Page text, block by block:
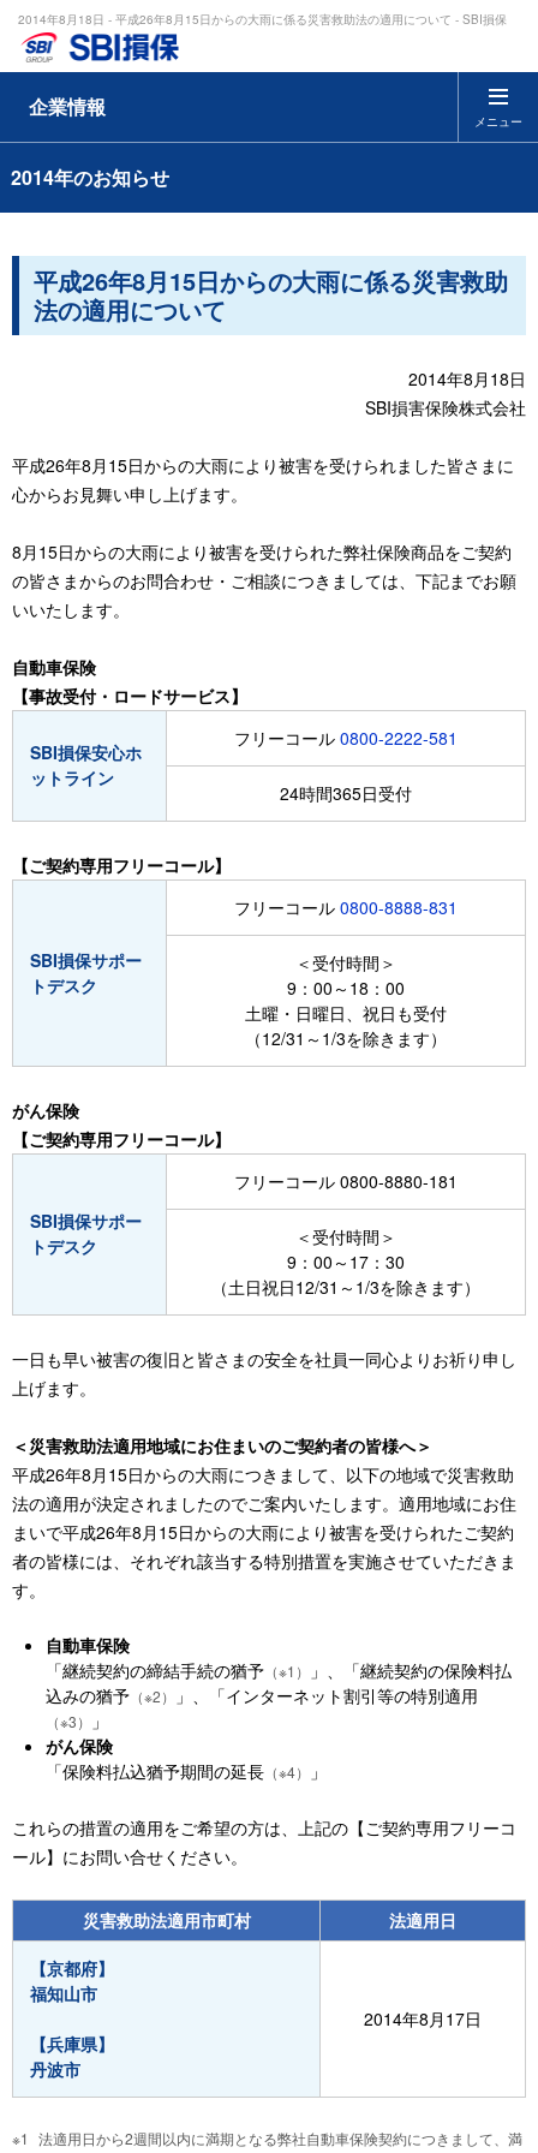
2014年8月18日 - 平成26年8月15日からの大雨に係る災害救助法の適用について - SBI損保
メニュー
企業情報
2014年のお知らせ
平成26年8月15日からの大雨に係る災害救助
法の適用について
2014年8月18日
SBI損害保険株式会社
平成26年8月15日からの大雨により被害を受けられました皆さまに
心からお見舞い申し上げます。
8月15日からの大雨により被害を受けられた弊社保険商品をご契約
の皆さまからのお問合わせ・ご相談につきましては、下記までお願
いいたします。
自動車保険
【事故受付・ロードサービス】
SBI損保安心ホ
ットライン
フリーコール 0800-2222-581
24時間365日受付
【ご契約専用フリーコール】
SBI損保サポー
トデスク
フリーコール 0800-8888-831
＜受付時間＞
9：00～18：00
土曜・日曜日、祝日も受付
（12/31～1/3を除きます）
がん保険
【ご契約専用フリーコール】
SBI損保サポー
トデスク
フリーコール 0800-8880-181
＜受付時間＞
9：00～17：30
（土日祝日12/31～1/3を除きます）
一日も早い被害の復旧と皆さまの安全を社員一同心よりお祈り申し
上げます。
＜災害救助法適用地域にお住まいのご契約者の皆様へ＞
平成26年8月15日からの大雨につきまして、以下の地域で災害救助
法の適用が決定されましたのでご案内いたします。適用地域にお住
まいで平成26年8月15日からの大雨により被害を受けられたご契約
者の皆様には、それぞれ該当する特別措置を実施させていただきま
す。
自動車保険
「継続契約の締結手続の猶予 （※1）
」、「継続契約の保険料払
込みの猶予 （※2） 」、「インターネット割引等の特別適用
（※3）
」
がん保険
「保険料払込猶予期間の延長 （※4） 」
これらの措置の適用をご希望の方は、上記の【ご契約専用フリーコ
ール】にお問い合せください。
災害救助法適用市町村
法適用日
【京都府】
福知山市
【兵庫県】
丹波市
2014年8月17日
法適用日から2週間以内に満期となる弊社自動車保険契約につきまして、満